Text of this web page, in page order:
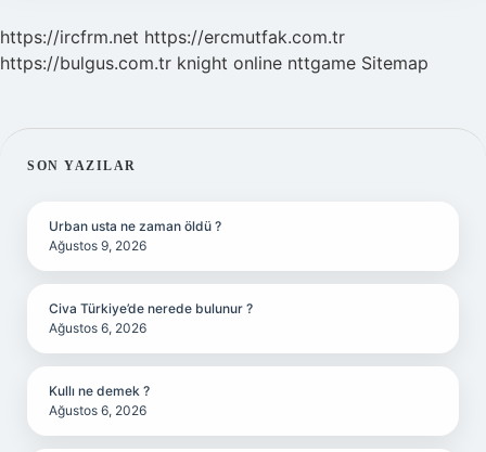
https://ircfrm.net https://ercmutfak.com.tr
https://bulgus.com.tr knight online nttgame Sitemap
SIDEBAR
SON YAZILAR
Urban usta ne zaman öldü ?
Ağustos 9, 2026
Civa Türkiye’de nerede bulunur ?
Ağustos 6, 2026
Kullı ne demek ?
Ağustos 6, 2026